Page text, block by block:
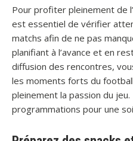
Pour profiter pleinement de
est essentiel de vérifier
matchs afin de ne pas
planifiant à l’avance et en
diffusion des rencontres,
les moments forts du
pleinement la passion du
programmations pour une